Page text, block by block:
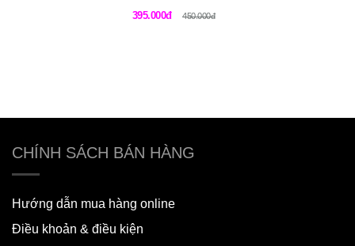
395.000đ
450.000đ
CHÍNH SÁCH BÁN HÀNG
Hướng dẫn mua hàng online
Điều khoản & điều kiện